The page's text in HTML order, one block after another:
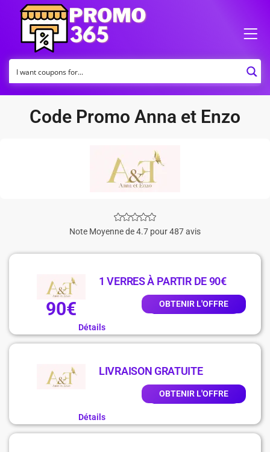
Code Promo Anna et Enzo
Note Moyenne de 4.7 pour 487 avis
90€
1 VERRES À PARTIR DE 90€
OBTENIR L'OFFRE
Détails
LIVRAISON GRATUITE
OBTENIR L'OFFRE
Détails